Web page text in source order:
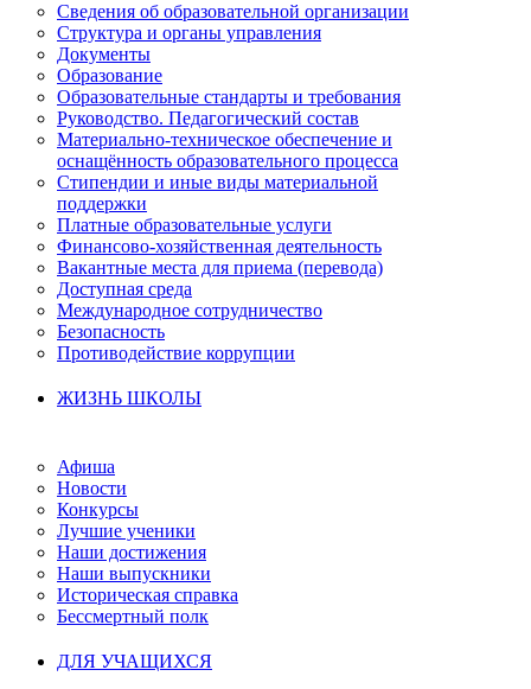
Сведения об образовательной организации
Структура и органы управления
Документы
Образование
Образовательные стандарты и требования
Руководство. Педагогический состав
Материально-техническое обеспечение и
оснащённость образовательного процесса
Стипендии и иные виды материальной
поддержки
Платные образовательные услуги
Финансово-хозяйственная деятельность
Вакантные места для приема (перевода)
Доступная среда
Международное сотрудничество
Безопасность
Противодействие коррупции
ЖИЗНЬ ШКОЛЫ
Афиша
Новости
Конкурсы
Лучшие ученики
Наши достижения
Наши выпускники
Историческая справка
Бессмертный полк
ДЛЯ УЧАЩИХСЯ